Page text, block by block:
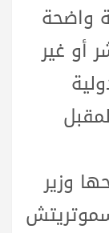
واضحة
أو غير
وزير
سموتريتش